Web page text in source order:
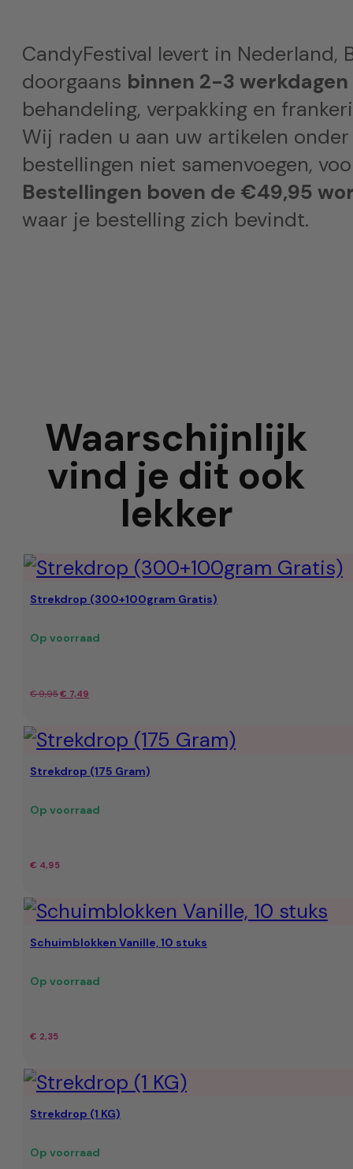
CandyFestival levert in Nederland,
doorgaans binnen 2-3
behandeling, verpakking en
Wij raden u aan uw artikelen
bestellingen niet samenvoegen,
Bestellingen boven de €49,95
waar je bestelling zich bevindt.
Waarschijnlijk
vind je dit ook
lekker
Strekdrop (300+100gram Gratis)
Op voorraad
€9,95Oorspronkelijke
was:
€ 9,95.
€ 7,49
is:
€ 7,49.
Strekdrop (175 Gram)
Op voorraad
€ 4,95
Schuimblokken Vanille, 10 stuks
Op voorraad
€ 2,35
Strekdrop (1 KG)
Op voorraad